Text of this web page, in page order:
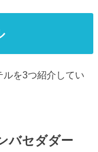
ルを3つ紹介してい
バセダダー